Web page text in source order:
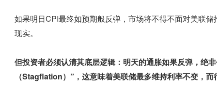
如果明日CPI最终如预期般反弹，市场将不得不面对美联
现实。
但投资者必须认清其底层逻辑：明天的通胀如果反弹，绝
（Stagflation）”，这意味着美联储最多维持利率不变，